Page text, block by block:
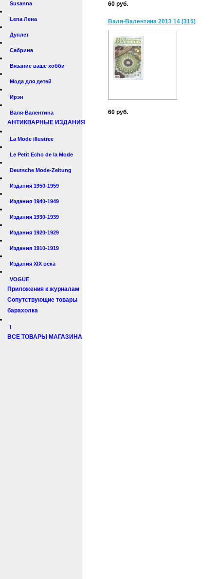
Susanna
Lena Лена
Дуплет
Сабрина
Вязание ваше хобби
Мода для детей
Ирэн
Валя-Валентина
АНТИКВАРНЫЕ ИЗДАНИЯ
La Mode illustree
Le Petit Echo de la Mode
Deutsche Mode-Zeitung
Издания 1950-1959
Издания 1940-1949
Издания 1930-1939
Издания 1920-1929
Издания 1910-1919
Издания XIX века
VOGUE
Приложения к журналам
Сопутствующие товары
барахолка
I
ВСЕ ТОВАРЫ МАГАЗИНА
60 руб.
Валя-Валентина 2013 14 (315)
60 руб.